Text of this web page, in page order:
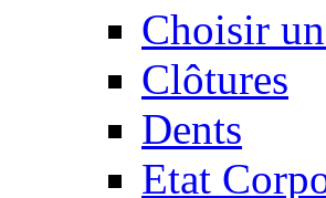
Choisir
Clôtures
Dents
Etat